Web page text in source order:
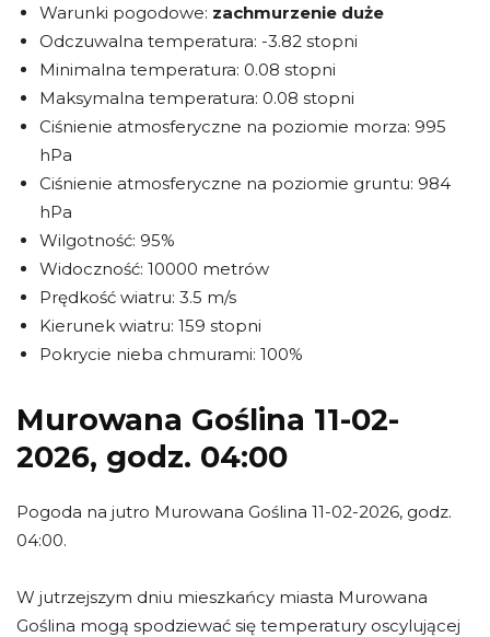
Warunki pogodowe: zachmurzenie duże
Odczuwalna temperatura: -3.82 stopni
Minimalna temperatura: 0.08 stopni
Maksymalna temperatura: 0.08 stopni
Ciśnienie atmosferyczne na poziomie morza: 995
hPa
Ciśnienie atmosferyczne na poziomie gruntu: 984
hPa
Wilgotność: 95%
Widoczność: 10000 metrów
Prędkość wiatru: 3.5 m/s
Kierunek wiatru: 159 stopni
Pokrycie nieba chmurami: 100%
Murowana Goślina 11-02-
2026, godz. 04:00
Pogoda na jutro Murowana Goślina 11-02-2026, godz.
04:00.
W jutrzejszym dniu mieszkańcy miasta Murowana
Goślina mogą spodziewać się temperatury oscylującej